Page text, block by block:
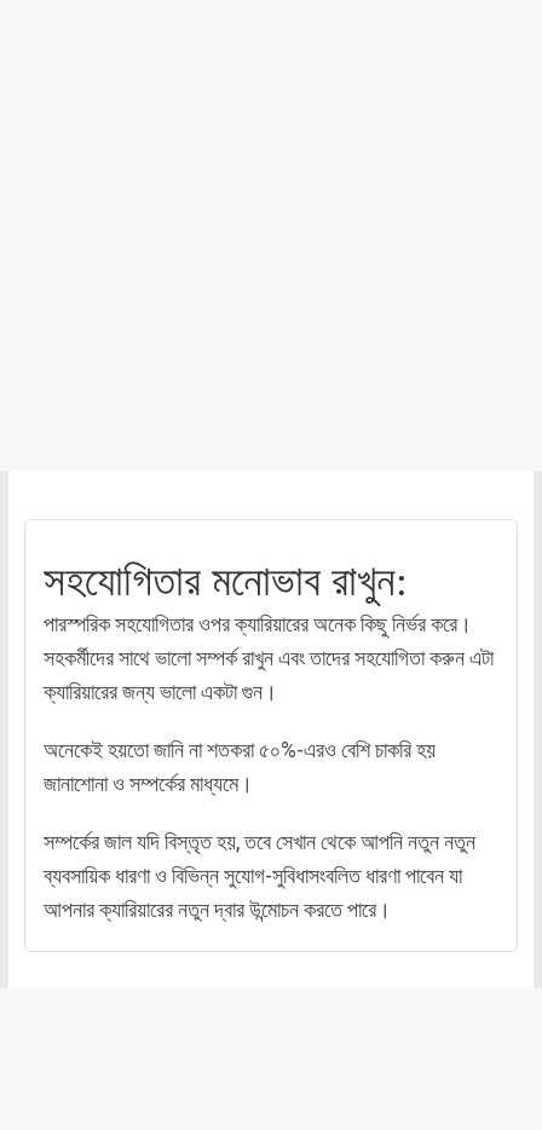
সহযোগিতার মনোভাব রাখুন:
পারস্পরিক সহযোগিতার ওপর ক্যারিয়ারের অনেক কিছু নির্ভর করে।
সহকর্মীদের সাথে ভালো সম্পর্ক রাখুন এবং তাদের সহযোগিতা করুন এটা
ক্যারিয়ারের জন্য ভালো একটা গুন।
অনেকেই হয়তো জানি না শতকরা ৫০%-এরও বেশি চাকরি হয়
জানাশোনা ও সম্পর্কের মাধ্যমে।
সম্পর্কের জাল যদি বিস্তৃত হয়, তবে সেখান থেকে আপনি নতুন নতুন
ব্যবসায়িক ধারণা ও বিভিন্ন সুযোগ-সুবিধাসংবলিত ধারণা পাবেন যা
আপনার ক্যারিয়ারের নতুন দ্বার উন্মোচন করতে পারে।